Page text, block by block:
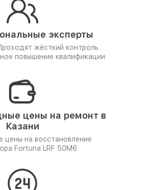
эксперты
жёсткий контроль
повышение квалификации
цены на ремонт в
Казани
цены на восстановление
Fortuna LRF 50M6